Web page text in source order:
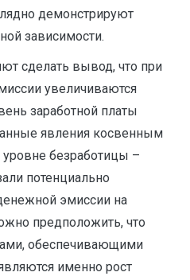
демонстрируют
зависимости.
сделать вывод, что при
увеличиваются
заработной платы
явления косвенным
безработицы –
потенциально
эмиссии на
предположить, что
обеспечивающими
именно рост